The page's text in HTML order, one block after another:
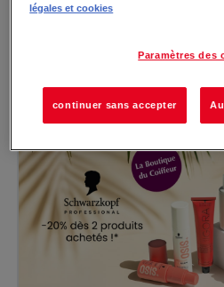
Les
légales et cookies
Paramètres des
continuer sans accepter